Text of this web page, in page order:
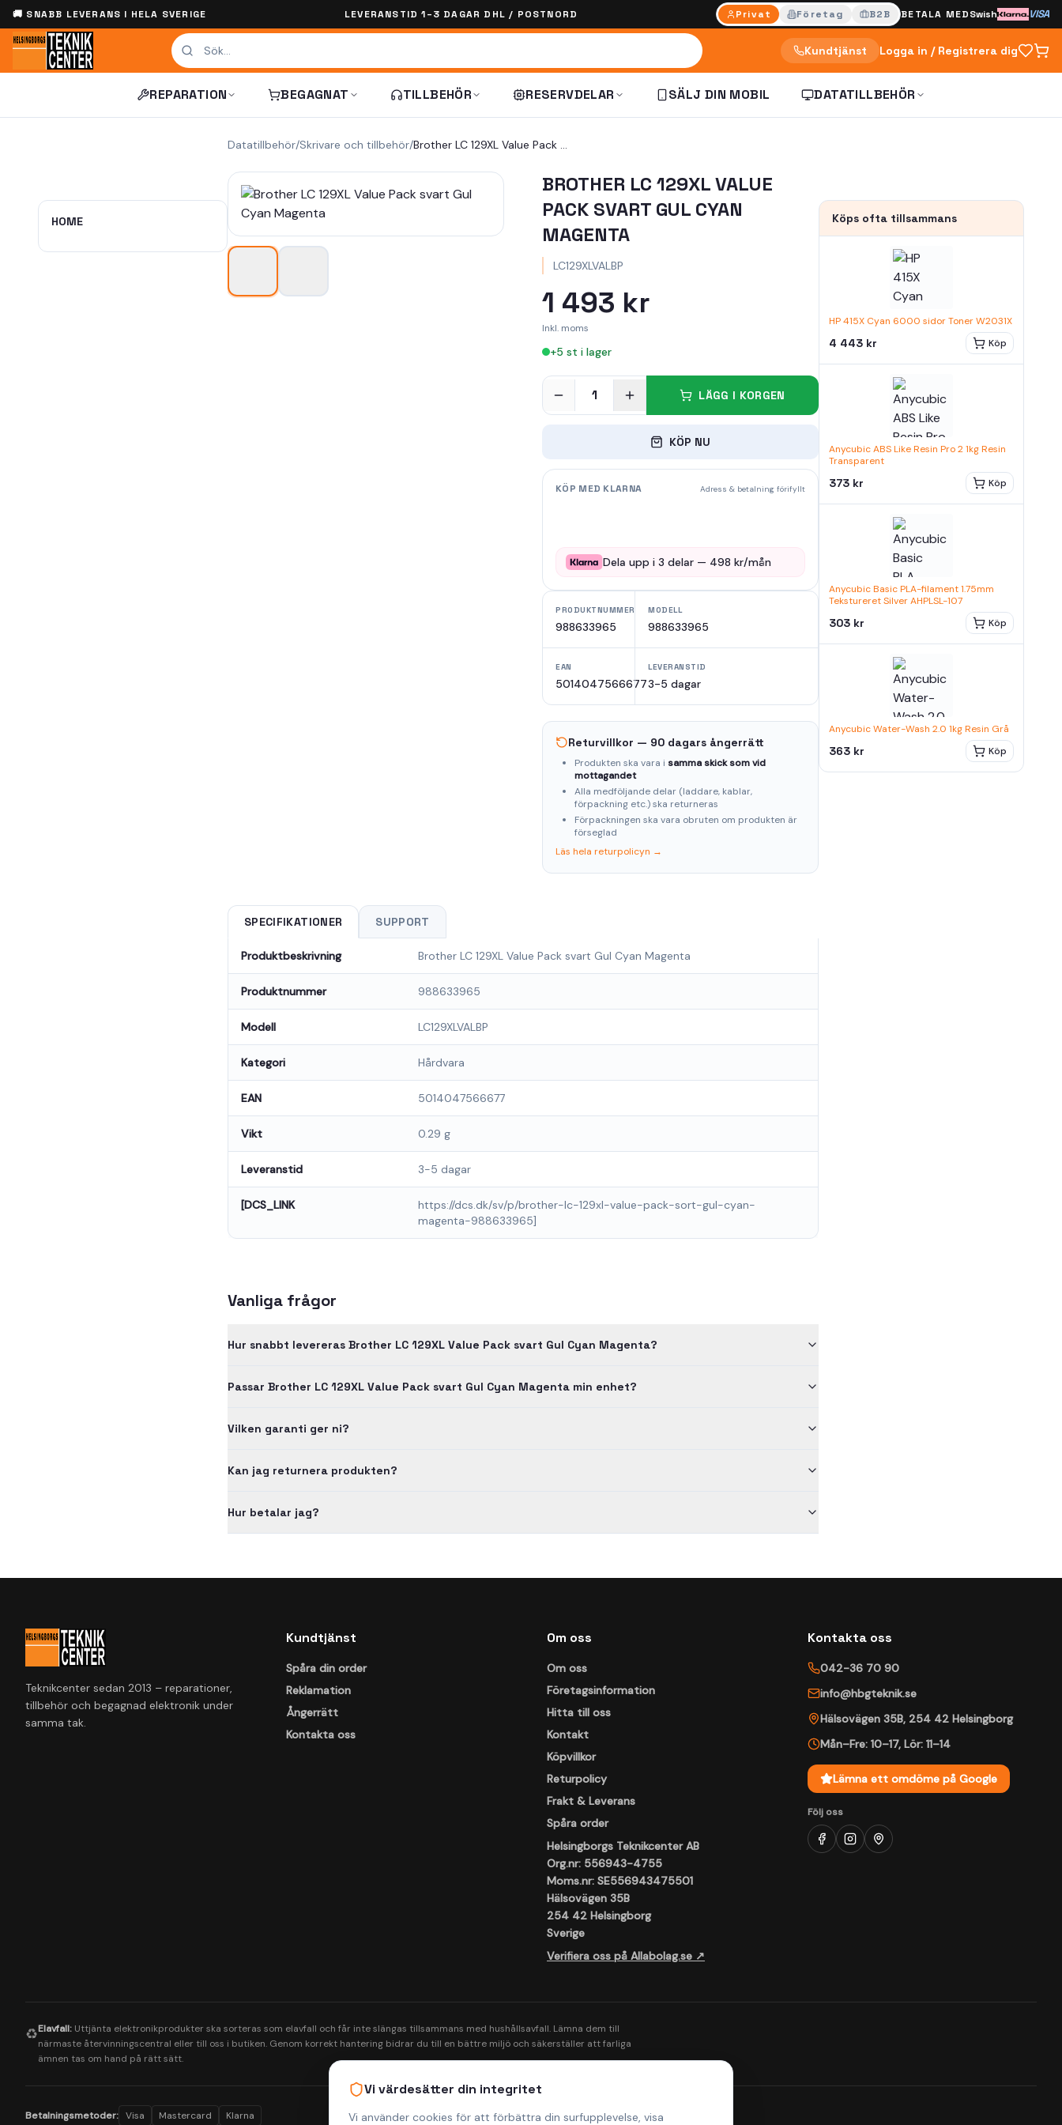
Vi värdesätter din integritet
Vi använder cookies för att förbättra din surfupplevelse, visa
🚚 SNABB LEVERANS I HELA SVERIGE LEVERANSTID 1–3 DAGAR DHL / POSTNORD Privat Företag B2B BETALA MEDSwish VISA
Kundtjänst Logga in / Registrera dig
REPARATION BEGAGNAT TILLBEHÖR RESERVDELAR SÄLJ DIN MOBIL DATATILLBEHÖR
HOME
Datatillbehör/Skrivare och tillbehör/ Brother LC 129XL Value Pack svart Gul Cyan Magenta
BROTHER LC 129XL VALUE
PACK SVART GUL CYAN
MAGENTA
LC129XLVALBP
1 493 kr
Inkl. moms
+5 st i lager
1 LÄGG I KORGEN
KÖP NU
KÖP MED KLARNA Adress & betalning förifyllt
Dela upp i3 delar — 498 kr/mån
PRODUKTNUMMER
988633965
MODELL
988633965
EAN
5014047566677
LEVERANSTID
3-5 dagar
Returvillkor — 90 dagars ångerrätt
Produkten ska vara i samma skick som vid
mottagandet
Alla medföljande delar (laddare, kablar,
förpackning etc.) ska returneras
Förpackningen ska vara obruten om produkten är
förseglad
Läs hela returpolicyn →
SPECIFIKATIONER SUPPORT
Produktbeskrivning Brother LC 129XL Value Pack svart Gul Cyan Magenta
Produktnummer 988633965
Modell LC129XLVALBP
Kategori Hårdvara
EAN 5014047566677
Vikt 0.29 g
Leveranstid 3-5 dagar
[DCS_LINK
https://dcs.dk/sv/p/brother-lc-129xl-value-pack-sort-gul-cyan-
magenta-988633965]
Vanliga frågor
Hur snabbt levereras Brother LC 129XL Value Pack svart Gul Cyan Magenta?
Passar Brother LC 129XL Value Pack svart Gul Cyan Magenta min enhet?
Vilken garanti ger ni?
Kan jag returnera produkten?
Hur betalar jag?
Köps ofta tillsammans
HP 415X Cyan 6000 sidor Toner W2031X
4 443 kr Köp
Anycubic ABS Like Resin Pro 2 1kg Resin
Transparent
373 kr Köp
Anycubic Basic PLA-filament 1.75mm
Tekstureret Silver AHPLSL-107
303 kr Köp
Anycubic Water-Wash 2.0 1kg Resin Grå
363 kr Köp
Teknikcenter sedan 2013 – reparationer,
tillbehör och begagnad elektronik under
samma tak.
Kundtjänst
Spåra din order
Reklamation
Ångerrätt
Kontakta oss
Om oss
Om oss
Företagsinformation
Hitta till oss
Kontakt
Köpvillkor
Returpolicy
Frakt & Leverans
Spåra order
Helsingborgs Teknikcenter AB
Org.nr: 556943-4755
Moms.nr: SE556943475501
Hälsovägen 35B
254 42 Helsingborg
Sverige
Verifiera oss på Allabolag.se ↗
Kontakta oss
042-36 70 90
info@hbgteknik.se
Hälsovägen 35B, 254 42 Helsingborg
Mån–Fre: 10–17, Lör: 11–14
Lämna ett omdöme på Google
Följ oss
♻️Elavfall: Uttjänta elektronikprodukter ska sorteras som elavfall och får inte slängas tillsammans med hushållsavfall. Lämna dem till
närmaste återvinningscentral eller till oss i butiken. Genom korrekt hantering bidrar du till en bättre miljö och säkerställer att farliga
ämnen tas om hand på rätt sätt.
Betalningsmetoder: Visa Mastercard Klarna